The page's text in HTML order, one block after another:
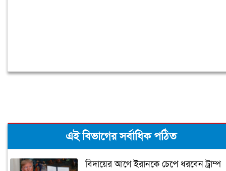
এই বিভাগের সর্বাধিক পঠিত
বিদায়ের আগে ইরানকে চেপে ধরবেন ট্রাম্প